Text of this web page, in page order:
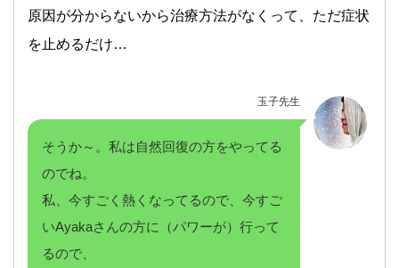
原因が分からないから治療方法がなくって、ただ症状
を止めるだけ…
玉子先生
そうか～。私は自然回復の方をやってる
のでね。
私、今すごく熱くなってるので、今すご
いAyakaさんの方に（パワーが）行って
るので、